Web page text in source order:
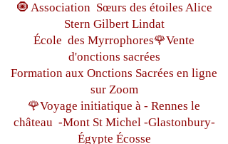
🧿 Association Sœurs des étoiles Alice
Stern Gilbert Lindat
École des Myrrophores🌹Vente
d'onctions sacrées
Formation aux Onctions Sacrées en ligne
sur Zoom
🌹Voyage initiatique à - Rennes le
château -Mont St Michel -Glastonbury-
Égypte Écosse